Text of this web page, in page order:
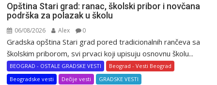
Opština Stari grad: ranac, školski pribor i novčana
podrška za polazak u školu
06/08/2026 Alex 0
Gradska opština Stari grad pored tradicionalnih rančeva sa
školskim priborom, svi prvaci koji upisuju osnovnu školu...
BEOGRAD - OSTALE GRADSKE VESTI
Beograd - Vesti Beograd
Beogradske vesti
Dečije vesti
GRADSKE VESTI